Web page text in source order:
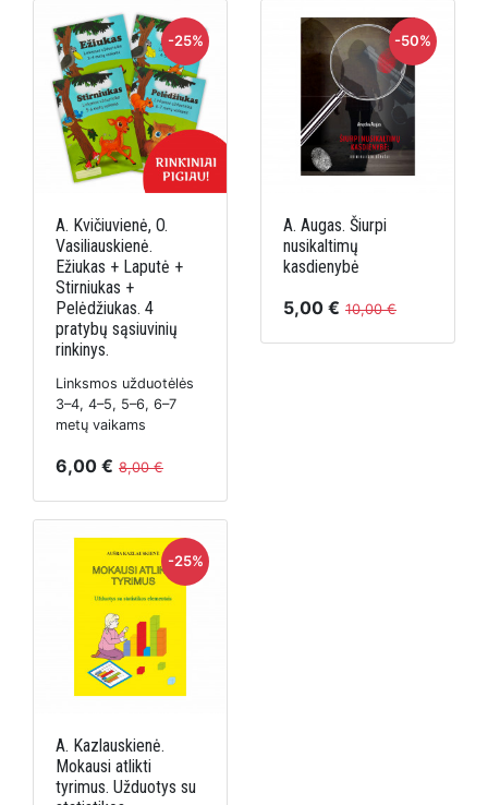
-25%
A. Kvičiuvienė, O.
Vasiliauskienė.
Ežiukas + Laputė +
Stirniukas +
Pelėdžiukas. 4
pratybų sąsiuvinių
rinkinys.
Linksmos užduotėlės
3–4, 4–5, 5–6, 6–7
metų vaikams
6,00 € 8,00 €
-50%
A. Augas. Šiurpi
nusikaltimų
kasdienybė
5,00 € 10,00 €
-25%
A. Kazlauskienė.
Mokausi atlikti
tyrimus. Užduotys su